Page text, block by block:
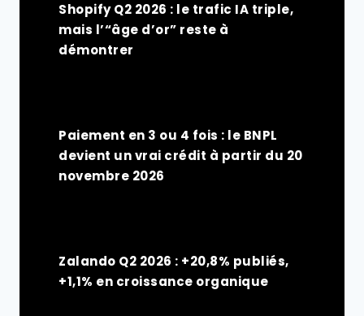
Shopify Q2 2026 : le trafic IA triple,
mais l’“âge d’or” reste à
démontrer
Paiement en 3 ou 4 fois : le BNPL
devient un vrai crédit à partir du 20
novembre 2026
Zalando Q2 2026 : +20,8% publiés,
+1,1% en croissance organique